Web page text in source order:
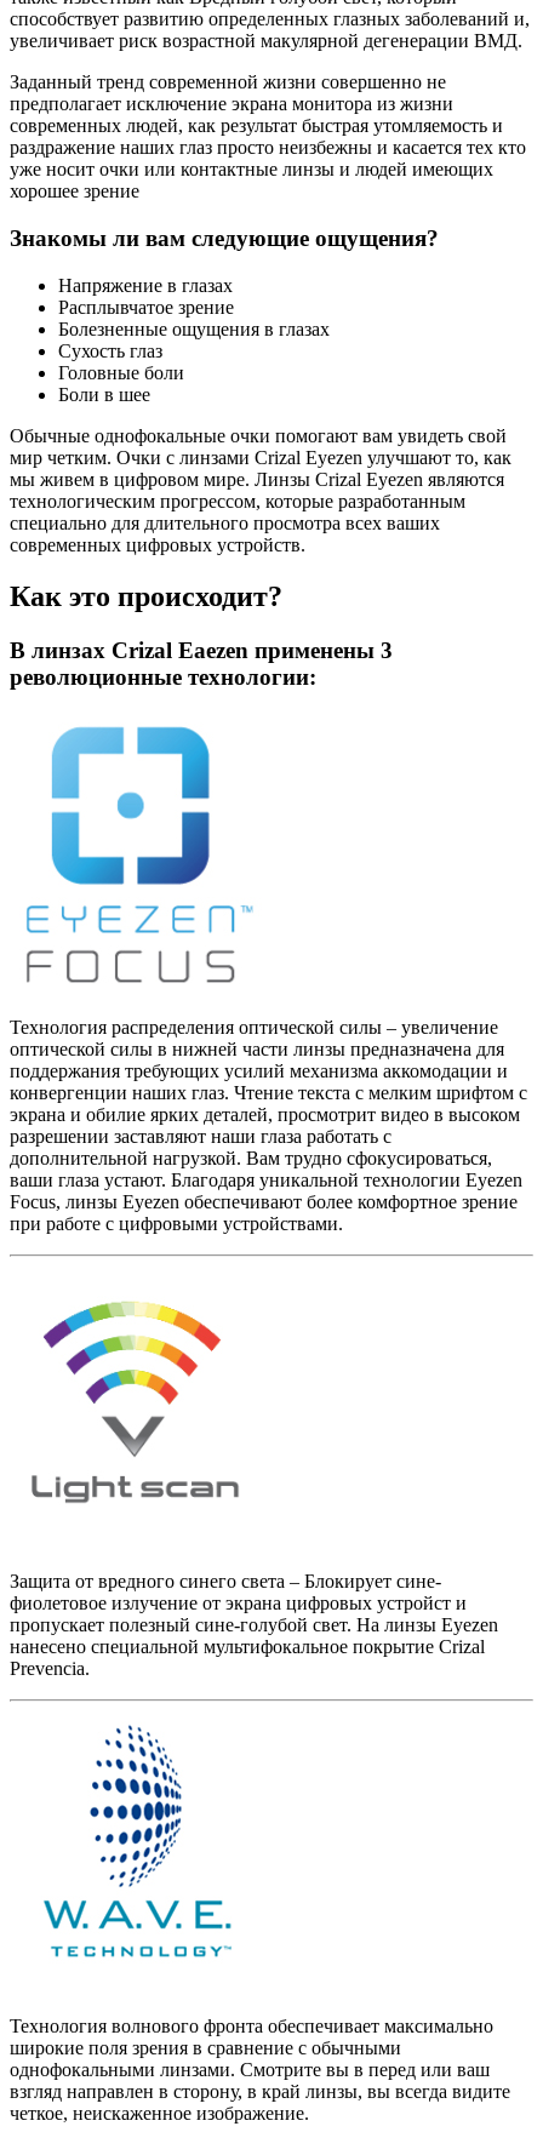
способствует развитию определенных глазных заболеваний и,
увеличивает риск возрастной макулярной дегенерации ВМД.
Заданный тренд современной жизни совершенно не
предполагает исключение экрана монитора из жизни
современных людей, как результат быстрая утомляемость и
раздражение наших глаз просто неизбежны и касается тех кто
уже носит очки или контактные линзы и людей имеющих
хорошее зрение
Знакомы ли вам следующие ощущения?
Напряжение в глазах
Расплывчатое зрение
Болезненные ощущения в глазах
Сухость глаз
Головные боли
Боли в шее
Обычные однофокальные очки помогают вам увидеть свой
мир четким. Очки с линзами Crizal Eyezen улучшают то, как
мы живем в цифровом мире. Линзы Crizal Eyezen являются
технологическим прогрессом, которые разработанным
специально для длительного просмотра всех ваших
современных цифровых устройств.
Как это происходит?
В линзах Crizal Eaezen применены 3
революционные технологии:
Технология распределения оптической силы – увеличение
оптической силы в нижней части линзы предназначена для
поддержания требующих усилий механизма аккомодации и
конвергенции наших глаз. Чтение текста с мелким шрифтом с
экрана и обилие ярких деталей, просмотрит видео в высоком
разрешении заставляют наши глаза работать с
дополнительной нагрузкой. Вам трудно сфокусироваться,
ваши глаза устают. Благодаря уникальной технологии Eyezen
Focus, линзы Eyezen обеспечивают более комфортное зрение
при работе с цифровыми устройствами.
Защита от вредного синего света – Блокирует сине-
фиолетовое излучение от экрана цифровых устройст и
пропускает полезный сине-голубой свет. На линзы Eyezen
нанесено специальной мультифокальное покрытие Crizal
Prevencia.
Технология волнового фронта обеспечивает максимально
широкие поля зрения в сравнение с обычными
однофокальными линзами. Смотрите вы в перед или ваш
взгляд направлен в сторону, в край линзы, вы всегда видите
четкое, неискаженное изображение.